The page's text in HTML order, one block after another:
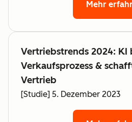
Mehr
Vertriebstrends 2024: KI
Verkaufsprozess &
Vertrieb
[Studie] 5. Dezember 2023